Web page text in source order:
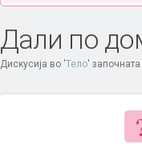
Дали по
Дискусија во 'Тело'